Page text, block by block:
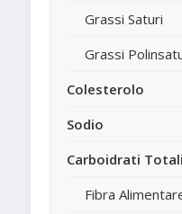
Grassi Saturi
Grassi
Colesterolo
Sodio
Carboidrati Totali
Fibra